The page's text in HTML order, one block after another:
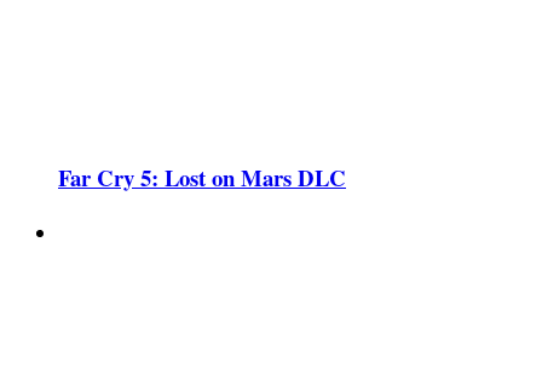
Far Cry 5: Lost on Mars DLC